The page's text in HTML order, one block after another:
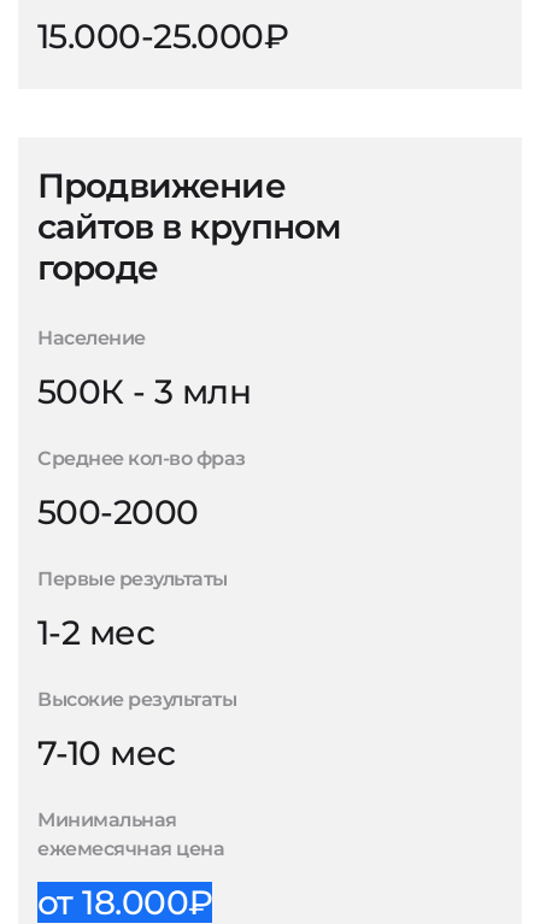
15.000-25.000₽
Продвижение
сайтов в крупном
городе
Население
500К - 3 млн
Среднее кол-во фраз
500-2000
Первые результаты
1-2 мес
Высокие результаты
7-10 мес
Минимальная
ежемесячная цена
от 18.000₽